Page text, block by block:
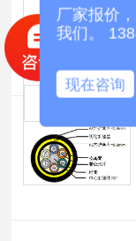
厂家报价
我们。
现在咨询